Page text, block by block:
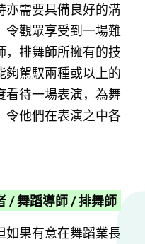
亦需要具備良好的溝
令觀眾享受到一場難
，排舞師所擁有的技
夠駕馭兩種或以上的
看待一場表演，為舞
令他們在表演之中各
/ 舞蹈導師 / 排舞師
如果有意在舞蹈業長